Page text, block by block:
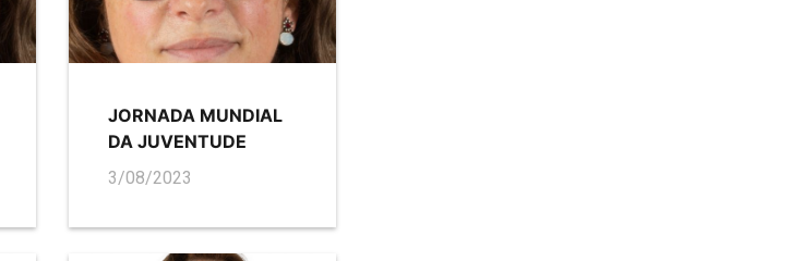
JORNADA MUNDIAL
DA JUVENTUDE
3/08/2023